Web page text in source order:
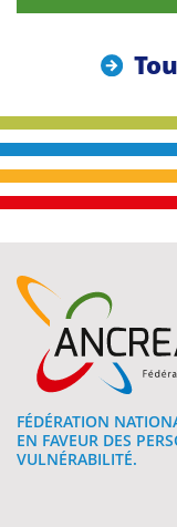
FÉDÉRATION
EN FAVEUR DES
VULNÉRABILITÉ.